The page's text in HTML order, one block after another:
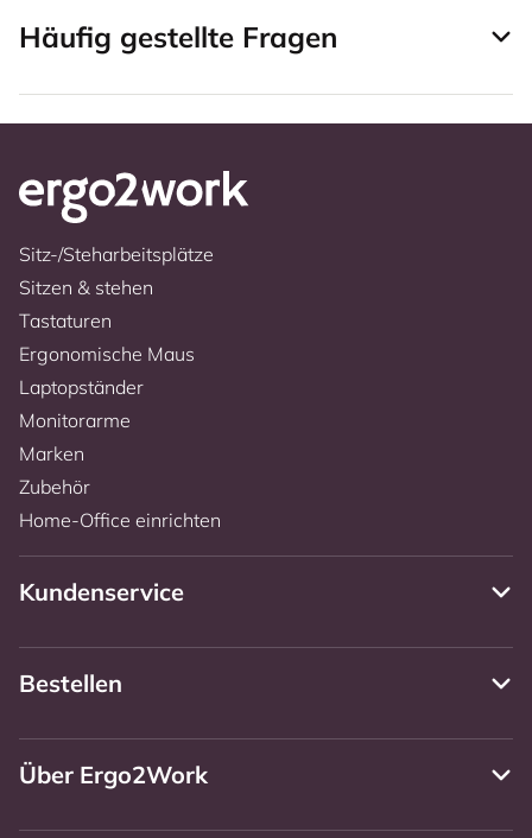
Häufig gestellte Fragen
Sitz-/Steharbeitsplätze
Sitzen & stehen
Tastaturen
Ergonomische Maus
Laptopständer
Monitorarme
Marken
Zubehör
Home-Office einrichten
Kundenservice
Bestellen
Über Ergo2Work